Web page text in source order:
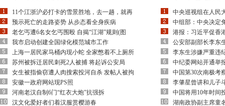
11个江浙沪必打卡的雪景胜地，去一趟，就再
预示死亡的走路姿势 从步态看全身疾病
老乞丐遭6名女乞丐围殴 自揭“江湖”规则(图
我市启动创建全国绿化模范城市工作
上海一居民家马桶内现小蛇 全家憋着不上厕所
苏州被拆迁居民刺死2人被捕 将起诉公安局
女生被指偷窃遭人肉搜索投河自杀 发帖人被拘
安徽一政府网站现PS照
河南老汉自制6门“红衣大炮”抗强拆
汉文化爱好者们着汉服赏樱游春
中央巡视组在人民
中组部：中央决定
港报：习近平促香
公安部副部长李东
李东生涉嫌严重违
中纪委网站开通举
中国第30次南极考
李肇星曾讲和儿子
中国将用10年时间
湖南政协副主席童